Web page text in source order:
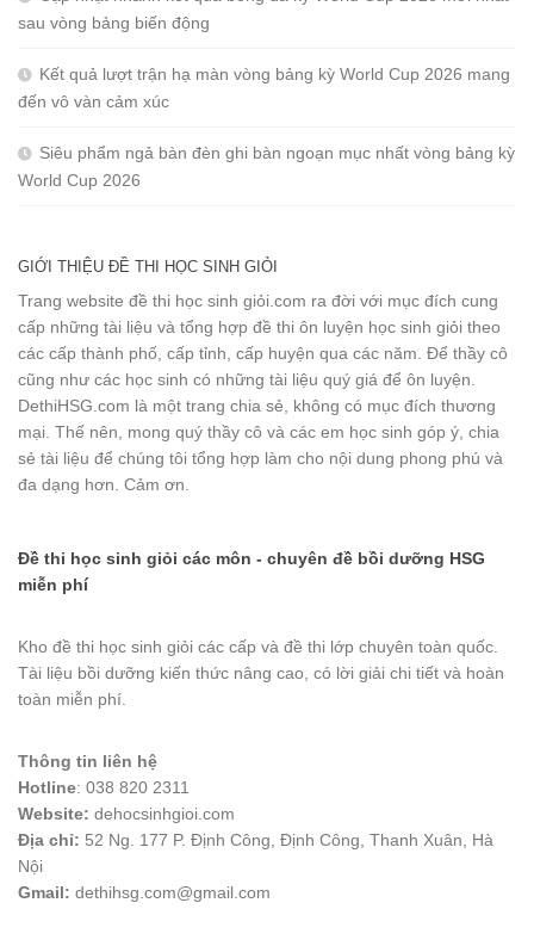
sau vòng bảng biến động
Kết quả lượt trận hạ màn vòng bảng kỳ World Cup 2026 mang
đến vô vàn cảm xúc
Siêu phẩm ngả bàn đèn ghi bàn ngoạn mục nhất vòng bảng kỳ
World Cup 2026
GIỚI THIỆU ĐỀ THI HỌC SINH GIỎI
Trang website đề thi học sinh giỏi.com ra đời với mục đích cung
cấp những tài liệu và tổng hợp đề thi ôn luyện học sinh giỏi theo
các cấp thành phố, cấp tỉnh, cấp huyện qua các năm. Để thầy cô
cũng như các học sinh có những tài liệu quý giá để ôn luyện.
DethiHSG.com là một trang chia sẻ, không có mục đích thương
mại. Thế nên, mong quý thầy cô và các em học sinh góp ý, chia
sẻ tài liệu để chúng tôi tổng hợp làm cho nội dung phong phú và
đa dạng hơn. Cảm ơn.
Đề thi học sinh giỏi các môn - chuyên đề bồi dưỡng HSG
miễn phí
Kho đề thi học sinh giỏi các cấp và đề thi lớp chuyên toàn quốc.
Tài liệu bồi dưỡng kiến thức nâng cao, có lời giải chi tiết và hoàn
toàn miễn phí.
Thông tin liên hệ
Hotline: 038 820 2311
Website: dehocsinhgioi.com
Địa chỉ: 52 Ng. 177 P. Định Công, Định Công, Thanh Xuân, Hà
Nội
Gmail: dethihsg.com@gmail.com